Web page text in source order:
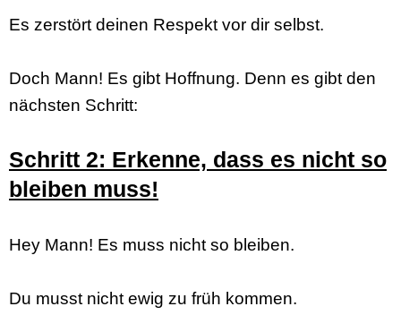
Es zerstört deinen Respekt vor dir selbst.
Doch Mann! Es gibt Hoffnung. Denn es gibt den
nächsten Schritt:
Schritt 2: Erkenne, dass es nicht so
bleiben muss!
Hey Mann! Es muss nicht so bleiben.
Du musst nicht ewig zu früh kommen.